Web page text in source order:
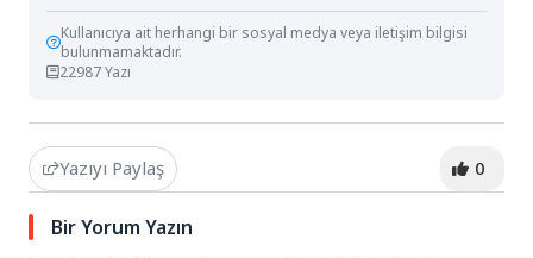
Kullanıcıya ait herhangi bir sosyal medya veya iletişim bilgisi
bulunmamaktadır.
22987 Yazı
Yazıyı Paylaş 0
Bir Yorum Yazın